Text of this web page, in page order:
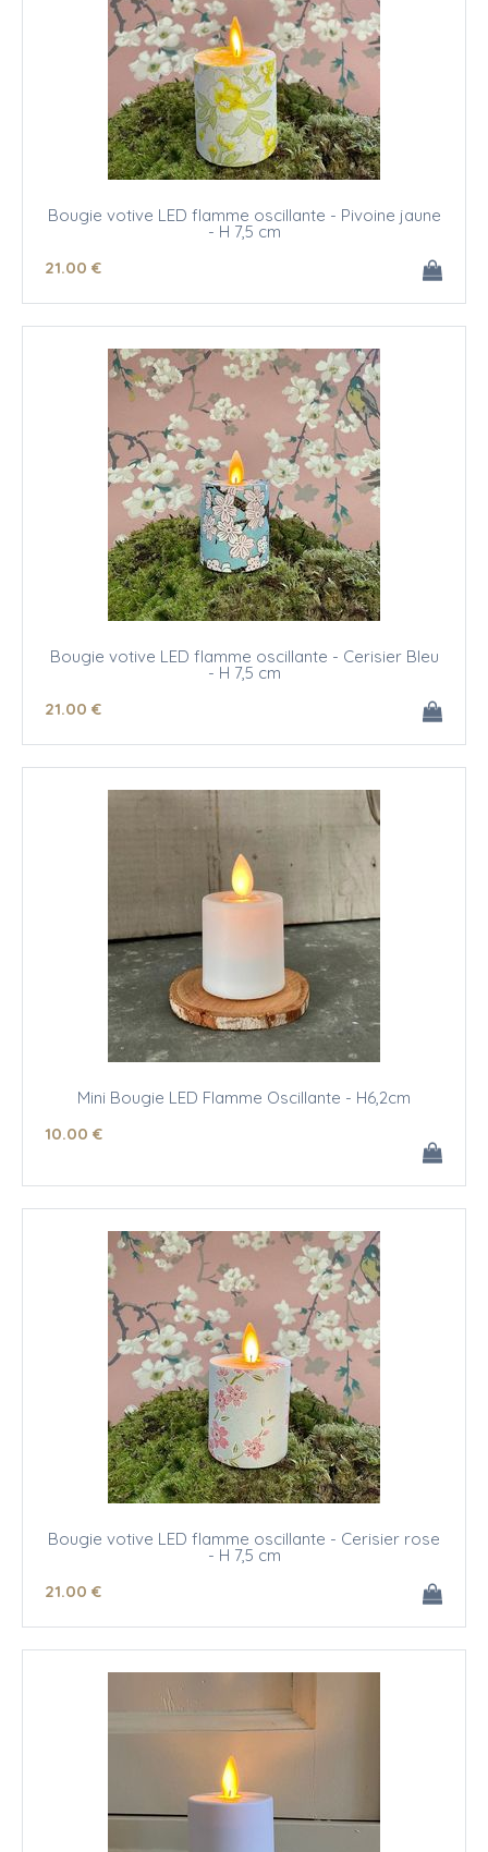
Bougie votive LED flamme oscillante - Pivoine jaune
- H 7,5 cm
21.00 €
Bougie votive LED flamme oscillante - Cerisier Bleu
- H 7,5 cm
21.00 €
Mini Bougie LED Flamme Oscillante - H6,2cm
10.00 €
Bougie votive LED flamme oscillante - Cerisier rose
- H 7,5 cm
21.00 €